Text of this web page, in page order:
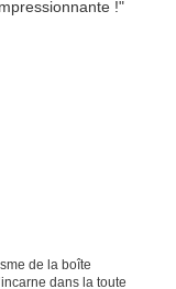
de la boîte
dans la toute